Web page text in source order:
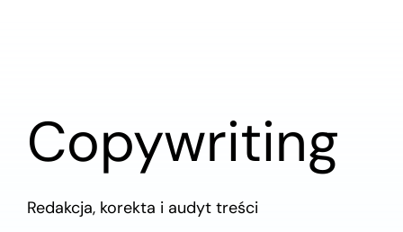
Copywriting
Redakcja, korekta i audyt treści